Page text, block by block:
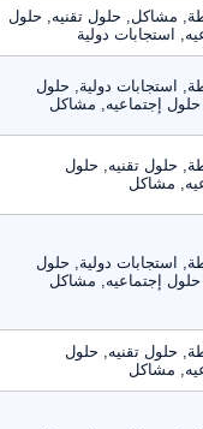
مشاكل, حلول تقنيه, حلول
استجابات دولية
استجابات دولية, حلول
إجتماعيه, مشاكل
حلول تقنيه, حلول
مشاكل
استجابات دولية, حلول
إجتماعيه, مشاكل
حلول تقنيه, حلول
مشاكل